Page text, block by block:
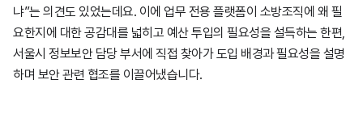
냐”는 의견도 있었는데요. 이에 업무 전용 플랫폼이 소방조직에 왜 필
요한지에 대한 공감대를 넓히고 예산 투입의 필요성을 설득하는 한편,
서울시 정보보안 담당 부서에 직접 찾아가 도입 배경과 필요성을 설명
하며 보안 관련 협조를 이끌어냈습니다.